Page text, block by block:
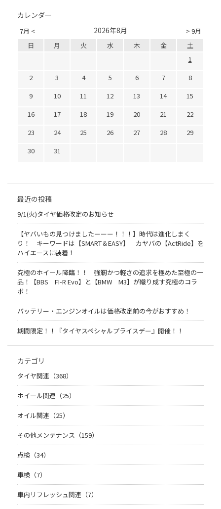
カレンダー
7月 < > 9月
2026年8月
日 月 火 水 木 金
土
1
2
3 4 5 6 7
8
9
10 11 12 13 14
15
16
17 18 19 20 21
22
23
24 25 26 27 28
29
30
31
最近の投稿
9/1(火)タイヤ価格改定のお知らせ
【ヤバいもの見つけましたーーー！！！】時代は進化しまく
り！ キーワードは【SMART＆EASY】 カヤバの【ActRide】を
ハイエースに装着！
究極のホイール降臨！！ 強靭かつ軽さの追求を極めた至極の一
品！【BBS FI-R Evo】と【BMW M3】が織り成す究極のコラ
ボ！
バッテリー・エンジンオイルは価格改定前の今がおすすめ！
期間限定！！『タイヤスペシャルプライスデー』開催！！
カテゴリ
タイヤ関連（368）
ホイール関連（25）
オイル関連（25）
その他メンテナンス（159）
点検（34）
車検（7）
車内リフレッシュ関連（7）